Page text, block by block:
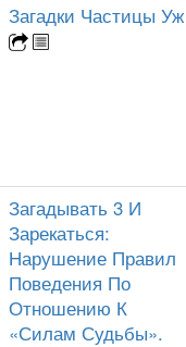
Загадки Частицы Уж
Загадывать 3 И
Зарекаться:
Нарушение Правил
Поведения По
Отношению К
«Силам Судьбы».